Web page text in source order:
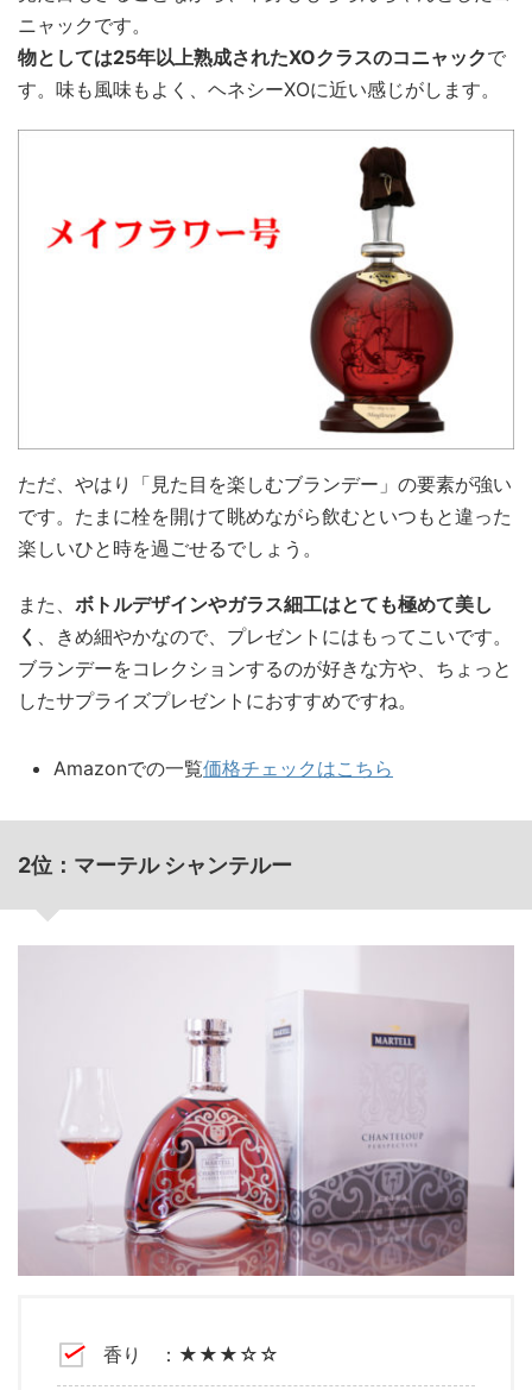
ニャックです。
物としては25年以上熟成されたXOクラスのコニャックで
す。味も風味もよく、ヘネシーXOに近い感じがします。
ただ、やはり「見た目を楽しむブランデー」の要素が強い
です。たまに栓を開けて眺めながら飲むといつもと違った
楽しいひと時を過ごせるでしょう。
また、 ボトルデザインやガラス細工はとても極めて美し
く
、きめ細やかなので、プレゼントにはもってこいです。
ブランデーをコレクションするのが好きな方や、ちょっと
したサプライズプレゼントにおすすめですね。
Amazonでの一覧価格チェックはこちら
2位：マーテル シャンテルー
香り ：★★★☆☆